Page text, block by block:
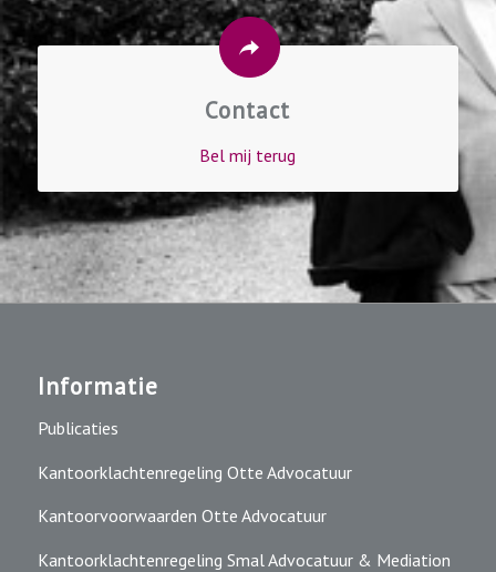
Contact
Bel mij terug
Informatie
Publicaties
Kantoorklachtenregeling Otte Advocatuur
Kantoorvoorwaarden Otte Advocatuur
Kantoorklachtenregeling Smal Advocatuur & Mediation